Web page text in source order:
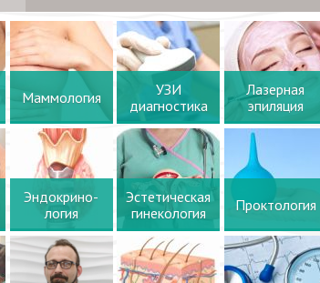
Маммология
УЗИ
диагностика
Лазерная
эпиляция
Эндокрино-
логия
Эстетическая
гинекология
Проктология